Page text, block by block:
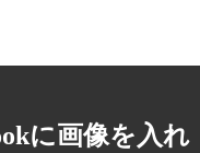
に画像を入れ